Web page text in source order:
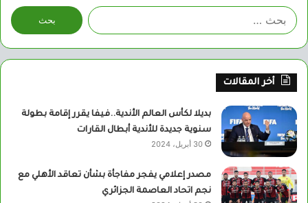
البحث
عن:
أخر المقالات
بديلا لكأس العالم الأندية..فيفا يقرر إقامة بطولة
سنوية جديدة للأندية أبطال القارات
30 أبريل، 2024
مصدر إعلامي يفجر مفاجأة بشأن تعاقد الأهلي مع
نجم اتحاد العاصمة الجزائري